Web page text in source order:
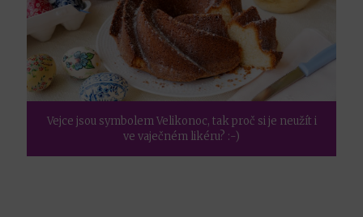
Vejce jsou symbolem Velikonoc, tak proč si je neužít i
ve vaječném likéru? :-)